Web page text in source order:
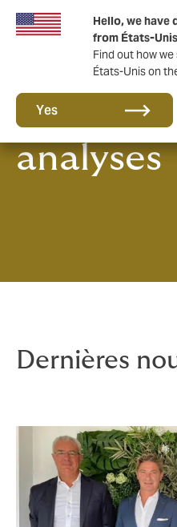
Hello, we
from États-Unis
Find out how
États-Unis on
Yes
analyses
Dernières